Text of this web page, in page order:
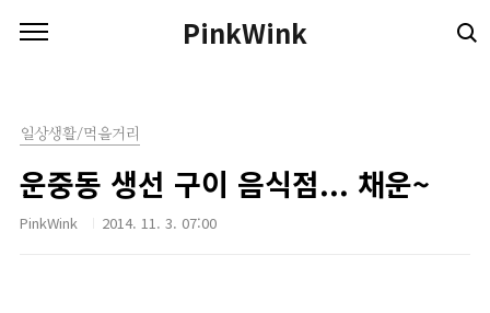
PinkWink
일상생활/먹을거리
운중동 생선 구이 음식점... 채운~
PinkWink 2014. 11. 3. 07:00